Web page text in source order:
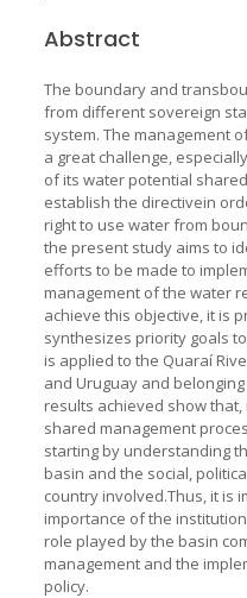
Abstract
The boundary and
from different sovereign
system. The management
a great challenge,
of its water potential
establish the directivein
right to use water from
the present study aims to
efforts to be made to
management of the water
achieve this objective, it is
synthesizes priority goals
is applied to the Quaraí
and Uruguay and
results achieved show
shared management
starting by understanding
basin and the social,
country involved.Thus, it is
importance of the
role played by the basin
management and the
policy.